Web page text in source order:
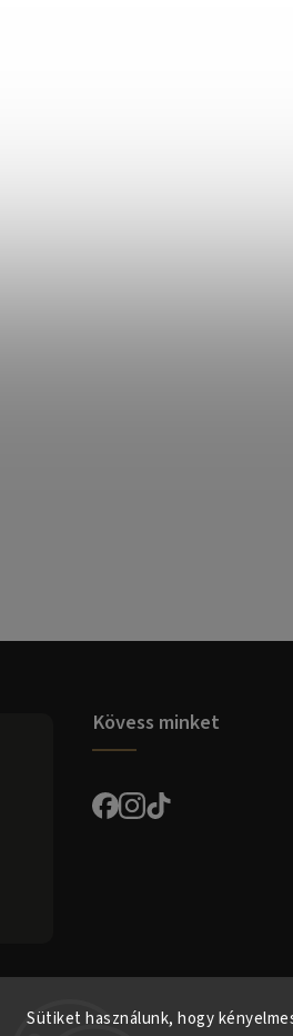
Sütiket használunk, hogy
Kövess minket